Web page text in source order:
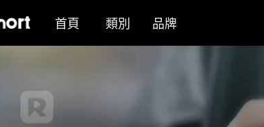
首頁 類別 品牌